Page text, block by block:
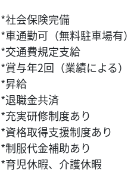
*社会保険完備
*車通勤可（無料駐車場有）
*交通費規定支給
*賞与年2回（業績による）
*昇給
*退職金共済
*充実研修制度あり
*資格取得支援制度あり
*制服代金補助あり
*育児休暇、介護休暇